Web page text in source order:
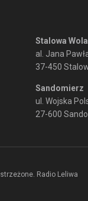
Stalowa Wola
al. Jana
37-450
Sandomierz
ul. Wojska
27-600
Radio Leliwa